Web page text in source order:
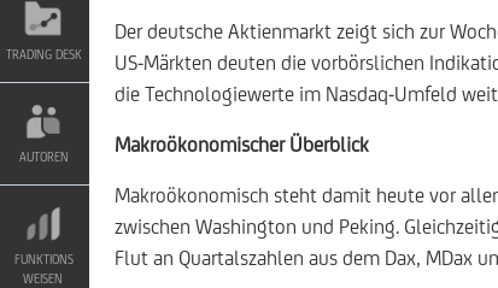
TRADING DESK
AUTOREN
FUNKTIONS
WEISEN
Der deutsche Aktienmarkt zeigt sich zur
US-Märkten deuten die vorbörslichen
die Technologiewerte im Nasdaq-Umfeld
Makroökonomischer Überblick
Makroökonomisch steht damit heute vor
zwischen Washington und Peking.
Flut an Quartalszahlen aus dem Dax, MDax